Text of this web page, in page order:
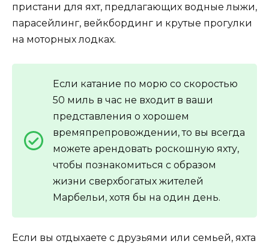
пристани для яхт, предлагающих водные лыжи,
парасейлинг, вейкбординг и крутые прогулки
на моторных лодках.
Если катание по морю со скоростью
50 миль в час не входит в ваши
представления о хорошем
времяпрепровождении, то вы всегда
можете арендовать роскошную яхту,
чтобы познакомиться с образом
жизни сверхбогатых жителей
Марбельи, хотя бы на один день.
Если вы отдыхаете с друзьями или семьей, яхта